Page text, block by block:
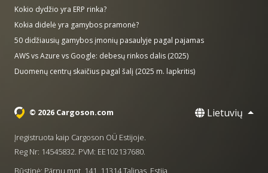
Kokio dydžio yra ERP rinka?
Kokia didelė yra gamybos pramonė?
50 didžiausių gamybos įmonių pasaulyje pagal pajamas
AWS vs Azure vs Google: debesų rinkos dalis (2025)
Duomenų centrų skaičius pagal šalį (2025 m. lapkritis)
© 2026 Cargoson.com Lietuvių
Įregistruota kaip Cargoson OÜ Estijoje.
Reg Nr: 14545832. PVM: EE102137680.
Būstinė: Pärnu mnt. 141, 11314 Talinas, Estija